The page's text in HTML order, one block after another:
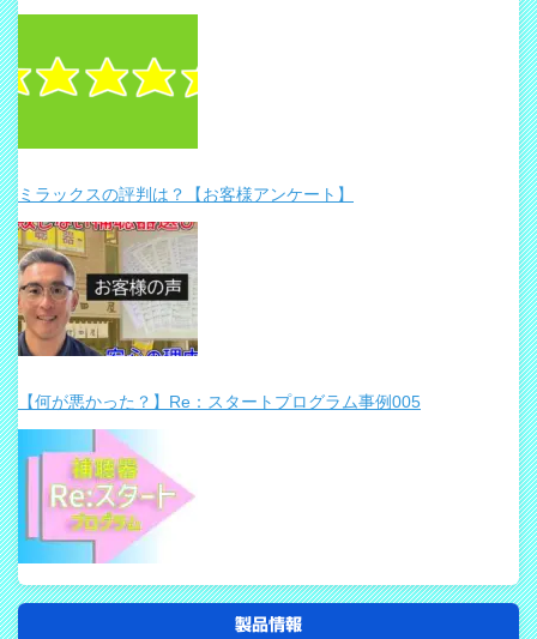
ミラックスの評判は？【お客様アンケート】
【何が悪かった？】Re：スタートプログラム事例005
製品情報